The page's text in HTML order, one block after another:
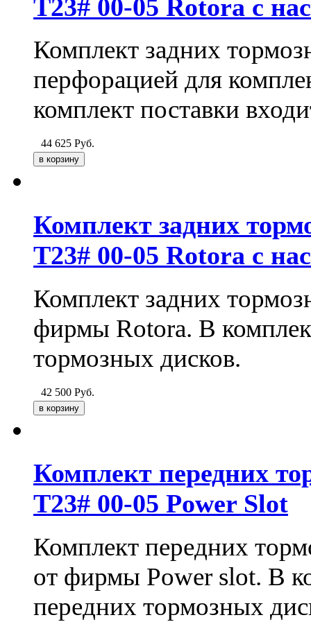
T23# 00-05 Rotora с
Комплект задних
перфорацией для
комплект поставки
44 625 Руб.
Комплект задних
T23# 00-05 Rotora с
Комплект задних
фирмы Rotora. В
тормозных дисков.
42 500 Руб.
Комплект передних
T23# 00-05 Power Slot
Комплект передних
от фирмы Power slot. В
передних тормозных